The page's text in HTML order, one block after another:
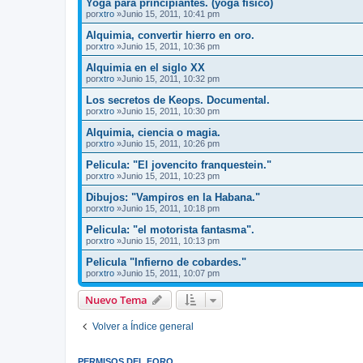
Yoga para principiantes. (yoga físico)
porxtro »Junio 15, 2011, 10:41 pm
Alquimia, convertir hierro en oro.
porxtro »Junio 15, 2011, 10:36 pm
Alquimia en el siglo XX
porxtro »Junio 15, 2011, 10:32 pm
Los secretos de Keops. Documental.
porxtro »Junio 15, 2011, 10:30 pm
Alquimia, ciencia o magia.
porxtro »Junio 15, 2011, 10:26 pm
Pelicula: "El jovencito franquestein."
porxtro »Junio 15, 2011, 10:23 pm
Dibujos: "Vampiros en la Habana."
porxtro »Junio 15, 2011, 10:18 pm
Pelicula: "el motorista fantasma".
porxtro »Junio 15, 2011, 10:13 pm
Pelicula "Infierno de cobardes."
porxtro »Junio 15, 2011, 10:07 pm
Nuevo Tema
Volver a Índice general